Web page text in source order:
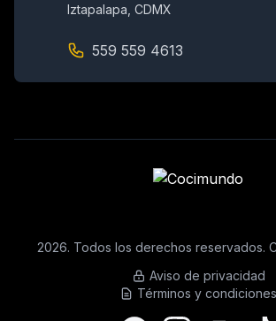
Iztapalapa, CDMX
559 559 4613
2026. Todos los derechos reservados.
Aviso de privacidad
Términos y condiciones